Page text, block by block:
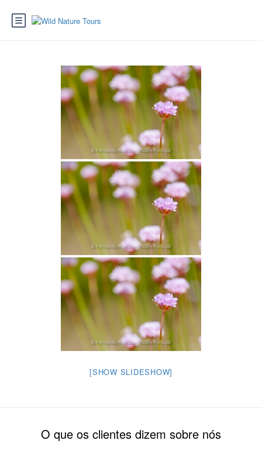
[SHOW SLIDESHOW]
O que os clientes dizem sobre nós